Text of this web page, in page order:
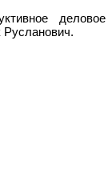
деловое
Русланович.